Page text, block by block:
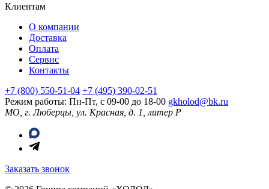
Клиентам
О компании
Доставка
Оплата
Сервис
Контакты
+7 (800) 550-51-04 +7 (495) 390-02-51
Режим работы: Пн-Пт, с 09-00 до 18-00 gkholod@bk.ru
МО, г. Люберцы, ул. Красная, д. 1, литер Р
Заказать звонок